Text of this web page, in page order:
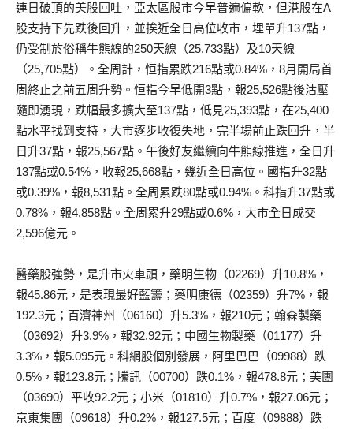
連日破頂的美股回吐，亞太區股市今早普遍偏軟，但港股在A
股支持下先跌後回升，並挨近全日高位收市，埋單升137點，
仍受制於俗稱牛熊線的250天線（25,733點）及10天線
（25,705點）。全周計，恒指累跌216點或0.84%，8月開局首
周終止之前五周升勢。恒指今早低開3點，報25,526點後沽壓
隨即湧現，跌幅最多擴大至137點，低見25,393點，在25,400
點水平找到支持，大市逐步收復失地，完半場前止跌回升，半
日升37點，報25,567點。午後好友繼續向牛熊線推進，全日升
137點或0.54%，收報25,668點，幾近全日高位。國指升32點
或0.39%，報8,531點。全周累跌80點或0.94%。科指升37點或
0.78%，報4,858點。全周累升29點或0.6%，大市全日成交
2,596億元。
醫藥股強勢，是升市火車頭，藥明生物（02269）升10.8%，
報45.86元，是表現最好藍籌；藥明康德（02359）升7%，報
192.3元；百濟神州（06160）升5.3%，報210元；翰森製藥
（03692）升3.9%，報32.92元；中國生物製藥（01177）升
3.3%，報5.095元。科網股個別發展，阿里巴巴（09988）跌
0.5%，報123.8元；騰訊（00700）跌0.1%，報478.8元；美團
（03690）平收92.2元；小米（01810）升0.7%，報27.06元；
京東集團（09618）升0.2%，報127.5元；百度（09888）跌